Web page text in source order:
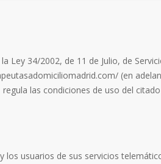
34/2002, de 11 de Julio, de
(en
regula las condiciones de uso del
usuarios de sus servicios